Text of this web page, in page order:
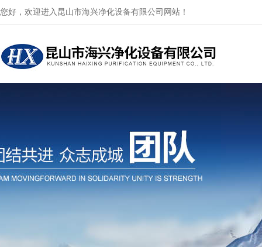
您好，欢迎进入昆山市海兴净化设备有限公司网站！